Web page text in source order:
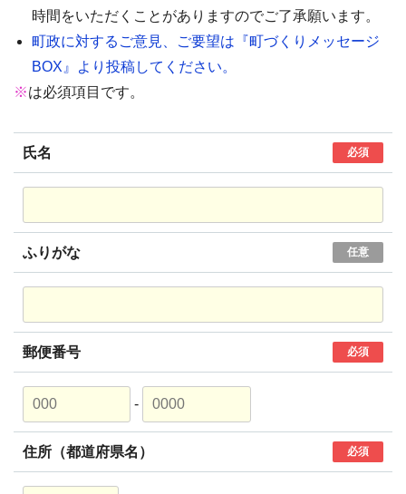
時間をいただくことがありますのでご了承願います。
町政に対するご意見、ご要望は『町づくりメッセージ
BOX』より投稿してください。
※は必須項目です。
氏名 必須
ふりがな 任意
郵便番号 必須
-
住所（都道府県名） 必須